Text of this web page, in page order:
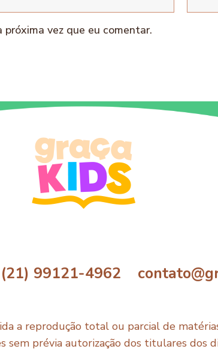
vez que eu comentar.
99121-4962
a reprodução total ou parcial de
sem prévia autorização dos titulares dos